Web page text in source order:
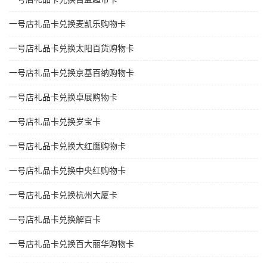
一号店礼品卡兑换麦凯乐购物卡
一号店礼品卡兑换太阳百货购物卡
一号店礼品卡兑换京基百纳购物卡
一号店礼品卡兑换卓展购物卡
一号店礼品卡兑换岁宝卡
一号店礼品卡兑换大红鹰购物卡
一号店礼品卡兑换中央红购物卡
一号店礼品卡兑换杭州大厦卡
一号店礼品卡兑换解百卡
一号店礼品卡兑换百大丽华购物卡